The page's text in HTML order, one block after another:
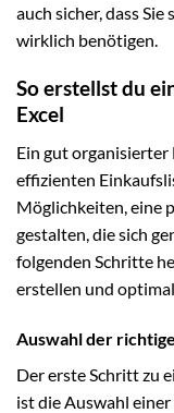
auch sicher, dass
wirklich benötigen.
So erstellst du
Excel
Ein gut
effizienten
Möglichkeiten, eine
gestalten, die sich
folgenden Schritte
erstellen und
Auswahl der
Der erste Schritt zu
ist die Auswahl einer